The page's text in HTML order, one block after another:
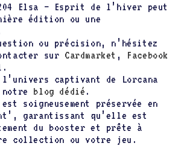
Elsa – Esprit de l’hiver peut
édition ou une
ou précision, n’hésitez
sur Cardmarket , Facebook
l’univers captivant de Lorcana
blog dédié .
soigneusement préservée en
garantissant qu’elle est
du booster et prête à
collection ou votre jeu.